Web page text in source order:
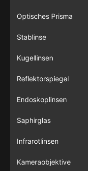
Optisches Prisma
Stablinse
Kugellinsen
Reflektorspiegel
Endoskoplinsen
Saphirglas
Infrarotlinsen
Kameraobjektive